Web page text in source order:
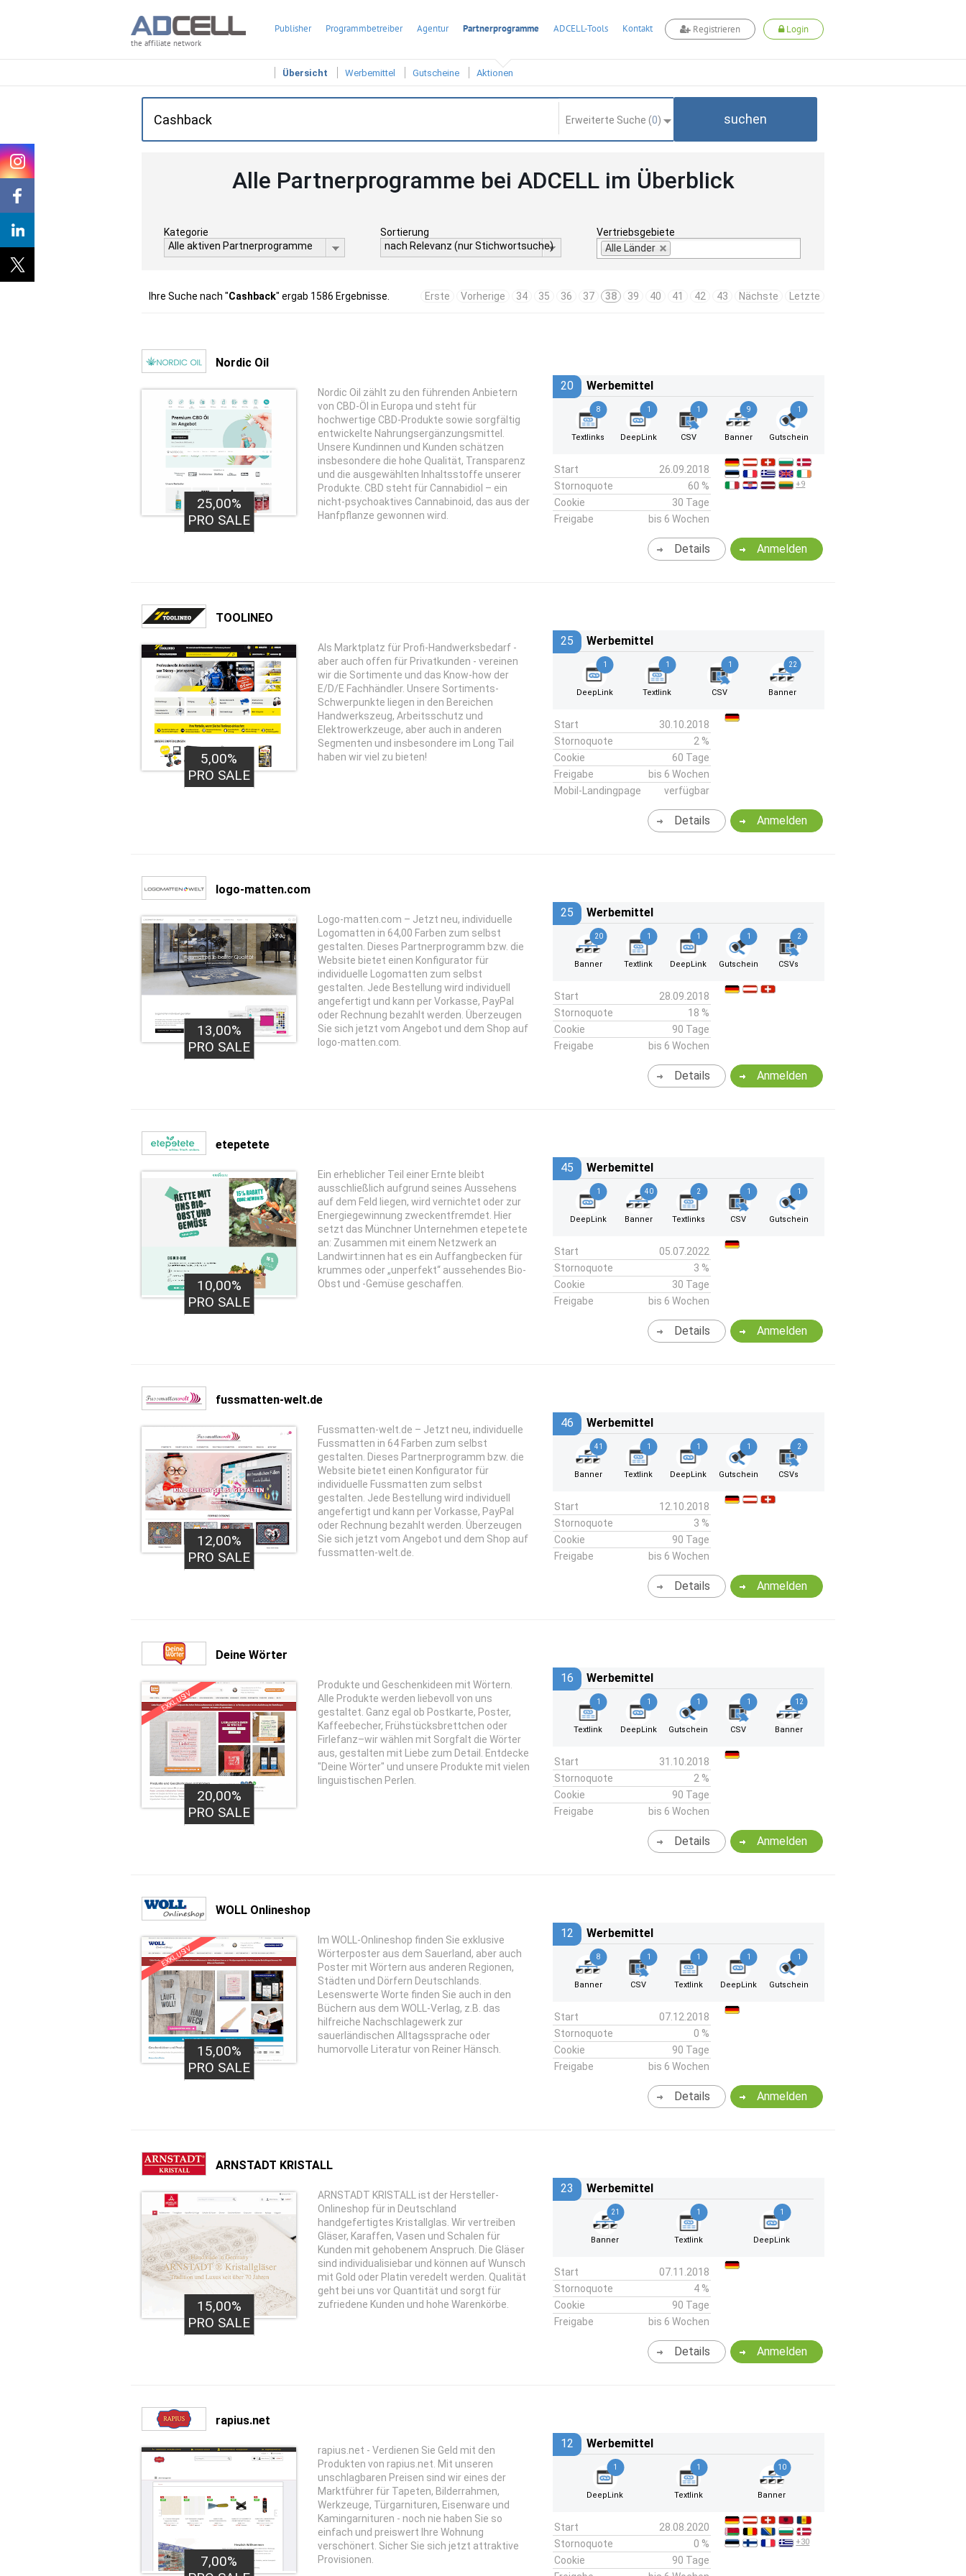
the affiliate network
Publisher Programmbetreiber Agentur Partnerprogramme ADCELL-Tools Kontakt Registrieren Login
Übersicht Werbemittel Gutscheine Aktionen
Erweiterte Suche (0) suchen
Alle Partnerprogramme bei ADCELL im Überblick
Kategorie
Alle aktiven Partnerprogramme
Sortierung
nach Relevanz (nur Stichwortsuche)
Vertriebsgebiete
Alle Länder
Ihre Suche nach "Cashback" ergab 1586 Ergebnisse. Erste Vorherige 34 35 36 37 38 39 40 41 42 43 Nächste Letzte
Nordic Oil
25,00%
PRO SALE
Nordic Oil zählt zu den führenden Anbietern
von CBD-Öl in Europa und steht für
hochwertige CBD-Produkte sowie sorgfältig
entwickelte Nahrungsergänzungsmittel.
Unsere Kundinnen und Kunden schätzen
insbesondere die hohe Qualität, Transparenz
und die ausgewählten Inhaltsstoffe unserer
Produkte. CBD steht für Cannabidiol – ein
nicht-psychoaktives Cannabinoid, das aus der
Hanfpflanze gewonnen wird.
20 Werbemittel
8
Textlinks
1
DeepLink
1
CSV
9
Banner
1
Gutschein
Start
26.09.2018
Stornoquote
60 %
Cookie
30 Tage
Freigabe
bis 6 Wochen
+9
Anmelden
Details
TOOLINEO
5,00%
PRO SALE
Als Marktplatz für Profi-Handwerksbedarf -
aber auch offen für Privatkunden - vereinen
wir die Sortimente und das Know-how der
E/D/E Fachhändler. Unsere Sortiments-
Schwerpunkte liegen in den Bereichen
Handwerkszeug, Arbeitsschutz und
Elektrowerkzeuge, aber auch in anderen
Segmenten und insbesondere im Long Tail
haben wir viel zu bieten!
25 Werbemittel
1
DeepLink
1
Textlink
1
CSV
22
Banner
Start
30.10.2018
Stornoquote
2 %
Cookie
60 Tage
Freigabe
bis 6 Wochen
Mobil-Landingpage
verfügbar
Anmelden
Details
logo-matten.com
13,00%
PRO SALE
Logo-matten.com – Jetzt neu, individuelle
Logomatten in 64,00 Farben zum selbst
gestalten. Dieses Partnerprogramm bzw. die
Website bietet einen Konfigurator für
individuelle Logomatten zum selbst
gestalten. Jede Bestellung wird individuell
angefertigt und kann per Vorkasse, PayPal
oder Rechnung bezahlt werden. Überzeugen
Sie sich jetzt vom Angebot und dem Shop auf
logo-matten.com.
25 Werbemittel
20
Banner
1
Textlink
1
DeepLink
1
Gutschein
2
CSVs
Start
28.09.2018
Stornoquote
18 %
Cookie
90 Tage
Freigabe
bis 6 Wochen
Anmelden
Details
etepetete
10,00%
PRO SALE
Ein erheblicher Teil einer Ernte bleibt
ausschließlich aufgrund seines Aussehens
auf dem Feld liegen, wird vernichtet oder zur
Energiegewinnung zweckentfremdet. Hier
setzt das Münchner Unternehmen etepetete
an: Zusammen mit einem Netzwerk an
Landwirt:innen hat es ein Auffangbecken für
krummes oder „unperfekt“ aussehendes Bio-
Obst und -Gemüse geschaffen.
45 Werbemittel
1
DeepLink
40
Banner
2
Textlinks
1
CSV
1
Gutschein
Start
05.07.2022
Stornoquote
3 %
Cookie
30 Tage
Freigabe
bis 6 Wochen
Anmelden
Details
fussmatten-welt.de
12,00%
PRO SALE
Fussmatten-welt.de – Jetzt neu, individuelle
Fussmatten in 64 Farben zum selbst
gestalten. Dieses Partnerprogramm bzw. die
Website bietet einen Konfigurator für
individuelle Fussmatten zum selbst
gestalten. Jede Bestellung wird individuell
angefertigt und kann per Vorkasse, PayPal
oder Rechnung bezahlt werden. Überzeugen
Sie sich jetzt vom Angebot und dem Shop auf
fussmatten-welt.de.
46 Werbemittel
41
Banner
1
Textlink
1
DeepLink
1
Gutschein
2
CSVs
Start
12.10.2018
Stornoquote
3 %
Cookie
90 Tage
Freigabe
bis 6 Wochen
Anmelden
Details
Deine Wörter
EXKLUSIV
20,00%
PRO SALE
Produkte und Geschenkideen mit Wörtern.
Alle Produkte werden liebevoll von uns
gestaltet. Ganz egal ob Postkarte, Poster,
Kaffeebecher, Frühstücksbrettchen oder
Firlefanz–wir wählen mit Sorgfalt die Wörter
aus, gestalten mit Liebe zum Detail. Entdecke
"Deine Wörter" und unsere Produkte mit vielen
linguistischen Perlen.
16 Werbemittel
1
Textlink
1
DeepLink
1
Gutschein
1
CSV
12
Banner
Start
31.10.2018
Stornoquote
2 %
Cookie
90 Tage
Freigabe
bis 6 Wochen
Anmelden
Details
WOLL Onlineshop
EXKLUSIV
15,00%
PRO SALE
Im WOLL-Onlineshop finden Sie exklusive
Wörterposter aus dem Sauerland, aber auch
Poster mit Wörtern aus anderen Regionen,
Städten und Dörfern Deutschlands.
Lesenswerte Worte finden Sie auch in den
Büchern aus dem WOLL-Verlag, z.B. das
hilfreiche Nachschlagewerk zur
sauerländischen Alltagssprache oder
humorvolle Literatur von Reiner Hänsch.
12 Werbemittel
8
Banner
1
CSV
1
Textlink
1
DeepLink
1
Gutschein
Start
07.12.2018
Stornoquote
0 %
Cookie
90 Tage
Freigabe
bis 6 Wochen
Anmelden
Details
ARNSTADT KRISTALL
15,00%
PRO SALE
ARNSTADT KRISTALL ist der Hersteller-
Onlineshop für in Deutschland
handgefertigtes Kristallglas. Wir vertreiben
Gläser, Karaffen, Vasen und Schalen für
Kunden mit gehobenem Anspruch. Die Gläser
sind individualisiebar und können auf Wunsch
mit Gold oder Platin veredelt werden. Qualität
geht bei uns vor Quantität und sorgt für
zufriedene Kunden und hohe Warenkörbe.
23 Werbemittel
21
Banner
1
Textlink
1
DeepLink
Start
07.11.2018
Stornoquote
4 %
Cookie
90 Tage
Freigabe
bis 6 Wochen
Anmelden
Details
rapius.net
7,00%
rapius.net - Verdienen Sie Geld mit den
Produkten von rapius.net. Mit unseren
unschlagbaren Preisen sind wir eines der
Marktführer für Tapeten, Bilderrahmen,
Werkzeuge, Türgarnituren, Eisenware und
Kamingarnituren - noch nie haben Sie so
einfach und preiswert Ihre Wohnung
verschönert. Sicher Sie sich jetzt attraktive
Provisionen.
12 Werbemittel
1
DeepLink
1
Textlink
10
Banner
Start
28.08.2020
Stornoquote
0 %
Cookie
90 Tage
+30